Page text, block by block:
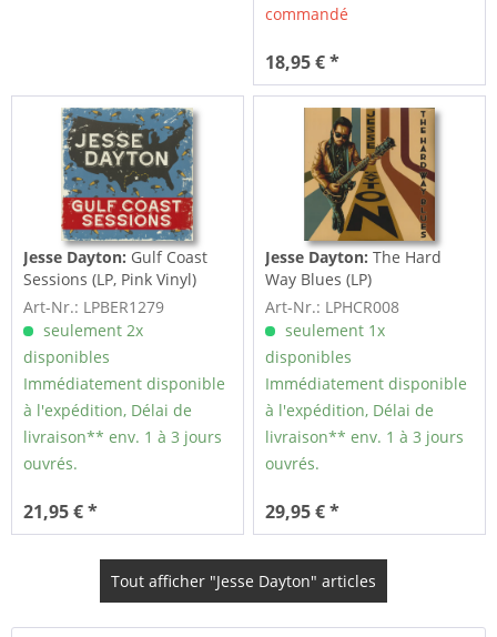
commandé
18,95 € *
Jesse Dayton: Gulf Coast
Sessions (LP, Pink Vinyl)
Art-Nr.: LPBER1279
seulement 2x
disponibles
Immédiatement disponible
à l'expédition, Délai de
livraison** env. 1 à 3 jours
ouvrés.
21,95 € *
Jesse Dayton: The Hard
Way Blues (LP)
Art-Nr.: LPHCR008
seulement 1x
disponibles
Immédiatement disponible
à l'expédition, Délai de
livraison** env. 1 à 3 jours
ouvrés.
29,95 € *
Tout afficher "Jesse Dayton" articles